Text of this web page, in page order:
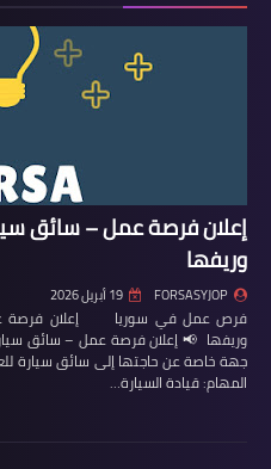
إعلان فرصة عمل – سائق
وريفها
FORSASYJOP 19 أبريل 2026
فرص عمل في سوريا إعلان فرصة
وريفها 📢 إعلان فرصة عمل – سائق
جهة خاصة عن حاجتها إلى سائق سيارة
المهام: قيادة السيارة…